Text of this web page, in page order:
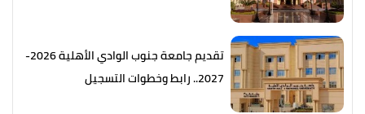
تقديم جامعة جنوب الوادي الأهلية 2026-
2027.. رابط وخطوات التسجيل